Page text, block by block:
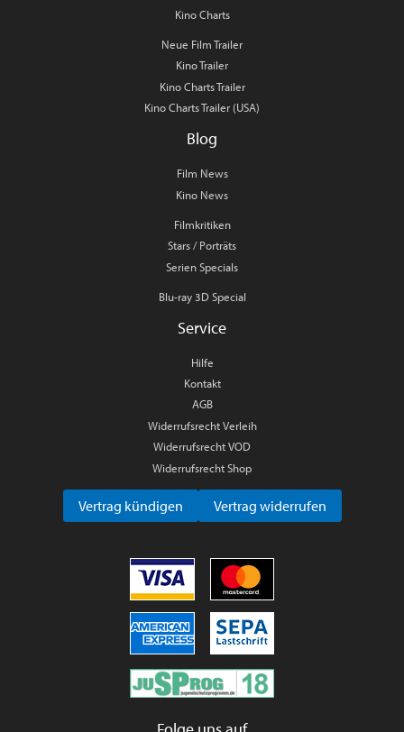
Kino Charts
Neue Film Trailer
Kino Trailer
Kino Charts Trailer
Kino Charts Trailer (USA)
Blog
Film News
Kino News
Filmkritiken
Stars / Porträts
Serien Specials
Blu-ray 3D Special
Service
Hilfe
Kontakt
AGB
Widerrufsrecht Verleih
Widerrufsrecht VOD
Widerrufsrecht Shop
Vertrag kündigen Vertrag widerrufen